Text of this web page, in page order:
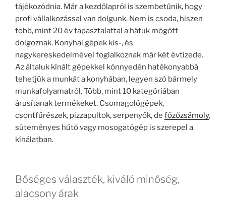
tájékozódnia. Már a kezdőlapról is szembetűnik, hogy
profi vállalkozással van dolgunk. Nem is csoda, hiszen
több, mint 20 év tapasztalattal a hátuk mögött
dolgoznak. Konyhai gépek kis-, és
nagykereskedelmével foglalkoznak már két évtizede.
Az általuk kínált gépekkel könnyedén hatékonyabbá
tehetjük a munkát a konyhában, legyen szó bármely
munkafolyamatról. Több, mint 10 kategóriában
árusítanak termékeket. Csomagológépek,
csontfűrészek, pizzapultok, serpenyők, de főzőzsámoly,
süteményes hűtő vagy mosogatógép is szerepel a
kínálatban.
Bőséges választék, kiváló minőség,
alacsony árak